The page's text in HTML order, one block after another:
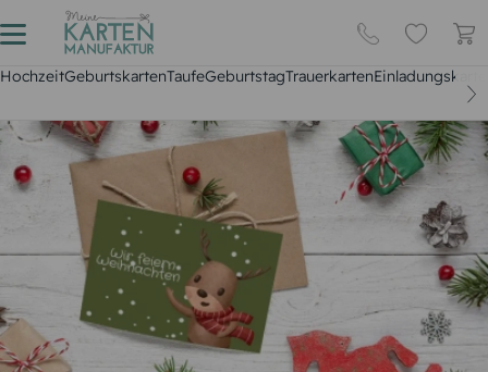
HochzeitGeburtskartenTaufeGeburtstagTrauerkarten